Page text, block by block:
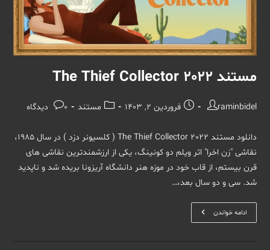
مستند The Thief Collector 2022
نویسندهٔ
raminbidel
نوشته
است:
فروردین 2, 1403
دسته‌مستند
نظرات
0 دیدگاه
دانلود مستند The Thief Collector 2022 ( کلسیونر دزد ) در سال 1985،
نقاشی "زن اخرا" اثر ویلم دو کونینگ، یکی از ارزشمندترین نقاشی های
قرن بیستم، از قاب خود در موزه هنر دانشگاه آریزونا بریده شد و ناپدید
شد. سی و دو سال بعد،…
ادامه خواندنمستند
The